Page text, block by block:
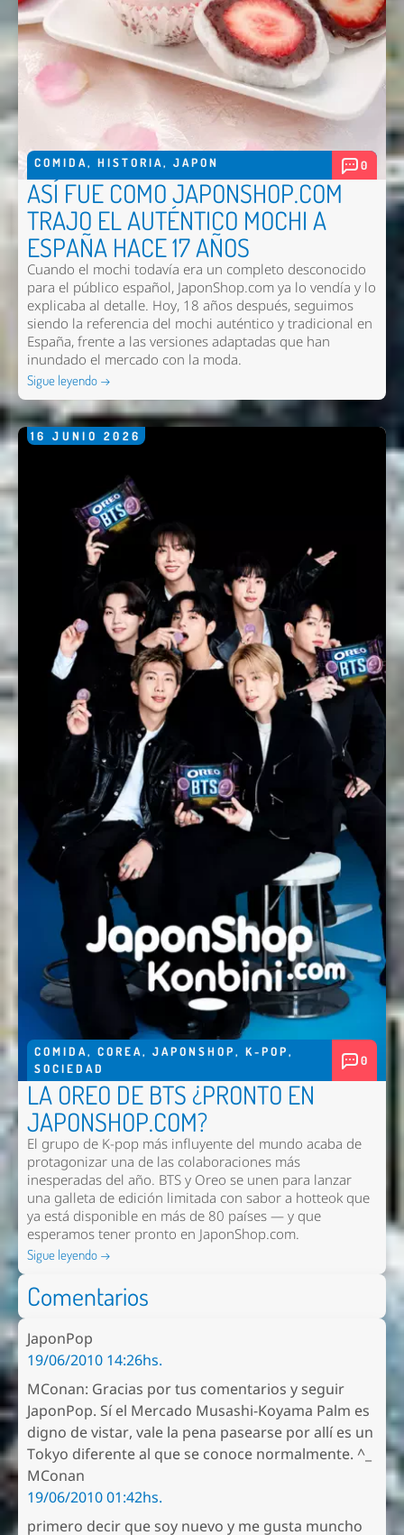
COMIDA, HISTORIA, JAPON 0
ASÍ FUE COMO JAPONSHOP.COM
TRAJO EL AUTÉNTICO MOCHI A
ESPAÑA HACE 17 AÑOS
Cuando el mochi todavía era un completo desconocido
para el público español, JaponShop.com ya lo vendía y lo
explicaba al detalle. Hoy, 18 años después, seguimos
siendo la referencia del mochi auténtico y tradicional en
España, frente a las versiones adaptadas que han
inundado el mercado con la moda.
Sigue leyendo →
16 JUNIO 2026
COMIDA, COREA, JAPONSHOP, K-POP,
SOCIEDAD
0
LA OREO DE BTS ¿PRONTO EN
JAPONSHOP.COM?
El grupo de K-pop más influyente del mundo acaba de
protagonizar una de las colaboraciones más
inesperadas del año. BTS y Oreo se unen para lanzar
una galleta de edición limitada con sabor a hotteok que
ya está disponible en más de 80 países — y que
esperamos tener pronto en JaponShop.com.
Sigue leyendo →
Comentarios
JaponPop
19/06/2010 14:26hs.
MConan: Gracias por tus comentarios y seguir
JaponPop. Sí el Mercado Musashi-Koyama Palm es
digno de vistar, vale la pena pasearse por allí es un
Tokyo diferente al que se conoce normalmente. ^_
MConan
19/06/2010 01:42hs.
primero decir que soy nuevo y me gusta muncho
Nombre *
Email *
Comentario *
Enviar